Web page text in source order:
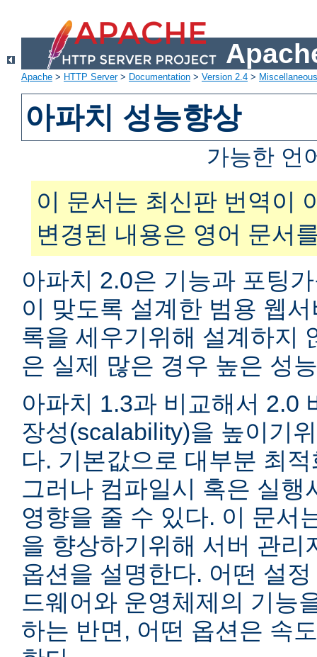
Apache > HTTP Server> Documentation > Version 2.4 >
아파치 성능향상
가능한 언
이 문서는 최신판 번역이
변경된 내용은 영어 문서
아파치 2.0은 기능과 포팅
이 맞도록 설계한 범용 웹
록을 세우기위해 설계하지
은 실제 많은 경우 높은 성
아파치 1.3과 비교해서 2.0
장성(scalability)을 높이기
다. 기본값으로 대부분 최
그러나 컴파일시 혹은 실행
영향을 줄 수 있다. 이 문서
을 향상하기위해 서버 관리
옵션을 설명한다. 어떤 설
드웨어와 운영체제의 기능
하는 반면, 어떤 옵션은 속